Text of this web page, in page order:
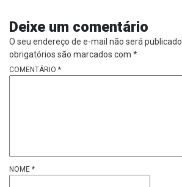
Deixe um comentário
O seu endereço de e-mail não será publicado.
obrigatórios são marcados com *
COMENTÁRIO *
NOME *